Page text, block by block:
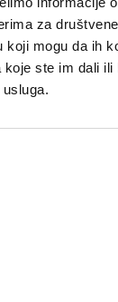
za
koji mogu da ih
ste im dali ili